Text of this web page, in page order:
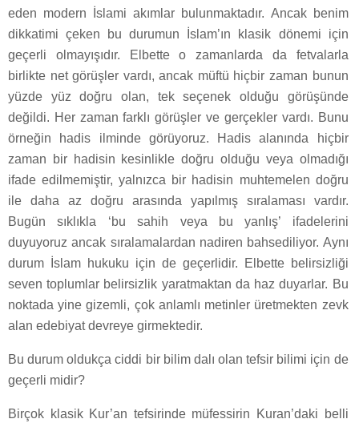
eden modern İslami akımlar bulunmaktadır. Ancak benim
dikkatimi çeken bu durumun İslam’ın klasik dönemi için
geçerli olmayışıdır. Elbette o zamanlarda da fetvalarla
birlikte net görüşler vardı, ancak müftü hiçbir zaman bunun
yüzde yüz doğru olan, tek seçenek olduğu görüşünde
değildi. Her zaman farklı görüşler ve gerçekler vardı. Bunu
örneğin hadis ilminde görüyoruz. Hadis alanında hiçbir
zaman bir hadisin kesinlikle doğru olduğu veya olmadığı
ifade edilmemiştir, yalnızca bir hadisin muhtemelen doğru
ile daha az doğru arasında yapılmış sıralaması vardır.
Bugün sıklıkla ‘bu sahih veya bu yanlış’ ifadelerini
duyuyoruz ancak sıralamalardan nadiren bahsediliyor. Aynı
durum İslam hukuku için de geçerlidir. Elbette belirsizliği
seven toplumlar belirsizlik yaratmaktan da haz duyarlar. Bu
noktada yine gizemli, çok anlamlı metinler üretmekten zevk
alan edebiyat devreye girmektedir.
Bu durum oldukça ciddi bir bilim dalı olan tefsir bilimi için de
geçerli midir?
Birçok klasik Kur’an tefsirinde müfessirin Kuran’daki belli